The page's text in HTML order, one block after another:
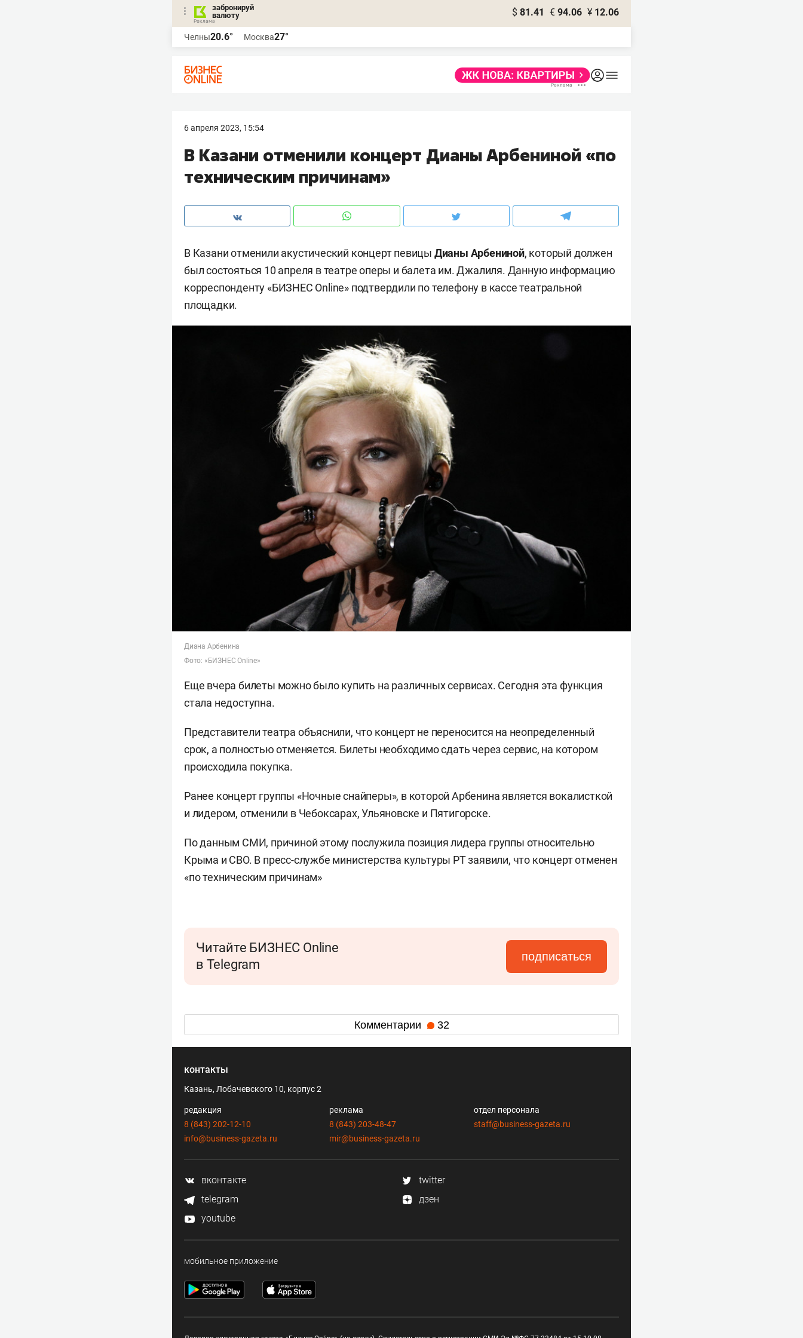
забронируй
валюту
$ 81.41 € 94.06 ¥ 12.06
Челны20.6° Москва27°
6 апреля 2023, 15:54
В Казани отменили концерт Дианы Арбениной «по
техническим причинам»
В Казани отменили акустический концерт певицы Дианы Арбениной, который должен
был состояться 10 апреля в театре оперы и балета им. Джалиля. Данную информацию
корреспонденту «БИЗНЕС Online» подтвердили по телефону в кассе театральной
площадки.
Диана Арбенина
Фото: «БИЗНЕС Online»
Еще вчера билеты можно было купить на различных сервисах. Сегодня эта функция
стала недоступна.
Представители театра объяснили, что концерт не переносится на неопределенный
срок, а полностью отменяется. Билеты необходимо сдать через сервис, на котором
происходила покупка.
Ранее концерт группы «Ночные снайперы», в которой Арбенина является вокалисткой
и лидером, отменили в Чебоксарах, Ульяновске и Пятигорске.
По данным СМИ, причиной этому послужила позиция лидера группы относительно
Крыма и СВО. В пресс-службе министерства культуры РТ заявили, что концерт отменен
«по техническим причинам»
Читайте БИЗНЕС Online
в Telegram
подписаться
Комментарии 32
контакты
Казань, Лобачевского 10, корпус 2
редакция
8 (843) 202-12-10
info@business-gazeta.ru
реклама
8 (843) 203-48-47
mir@business-gazeta.ru
отдел персонала
staff@business-gazeta.ru
вконтакте
twitter
telegram
дзен
youtube
мобильное приложение